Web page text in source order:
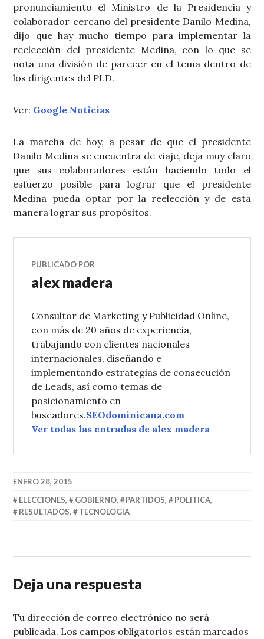
pronunciamiento el Ministro de la Presidencia y
colaborador cercano del presidente Danilo Medina,
dijo que hay mucho tiempo para implementar la
reelección del presidente Medina, con lo que se
nota una división de parecer en el tema dentro de
los dirigentes del PLD.
Ver: Google Noticias
La marcha de hoy, a pesar de que el presidente
Danilo Medina se encuentra de viaje, deja muy claro
que sus colaboradores están haciendo todo el
esfuerzo posible para lograr que el presidente
Medina pueda optar por la reelección y de esta
manera lograr sus propósitos.
PUBLICADO POR
alex madera
Consultor de Marketing y Publicidad Online,
con más de 20 años de experiencia,
trabajando con clientes nacionales
internacionales, diseñando e
implementando estrategias de consecución
de Leads, así como temas de
posicionamiento en
buscadores.SEOdominicana.com
Ver todas las entradas de alex madera
ENERO 28, 2015
ELECCIONES, GOBIERNO, PARTIDOS, POLITICA,
RESULTADOS, TECNOLOGIA
Deja una respuesta
Tu dirección de correo electrónico no será
publicada. Los campos obligatorios están marcados